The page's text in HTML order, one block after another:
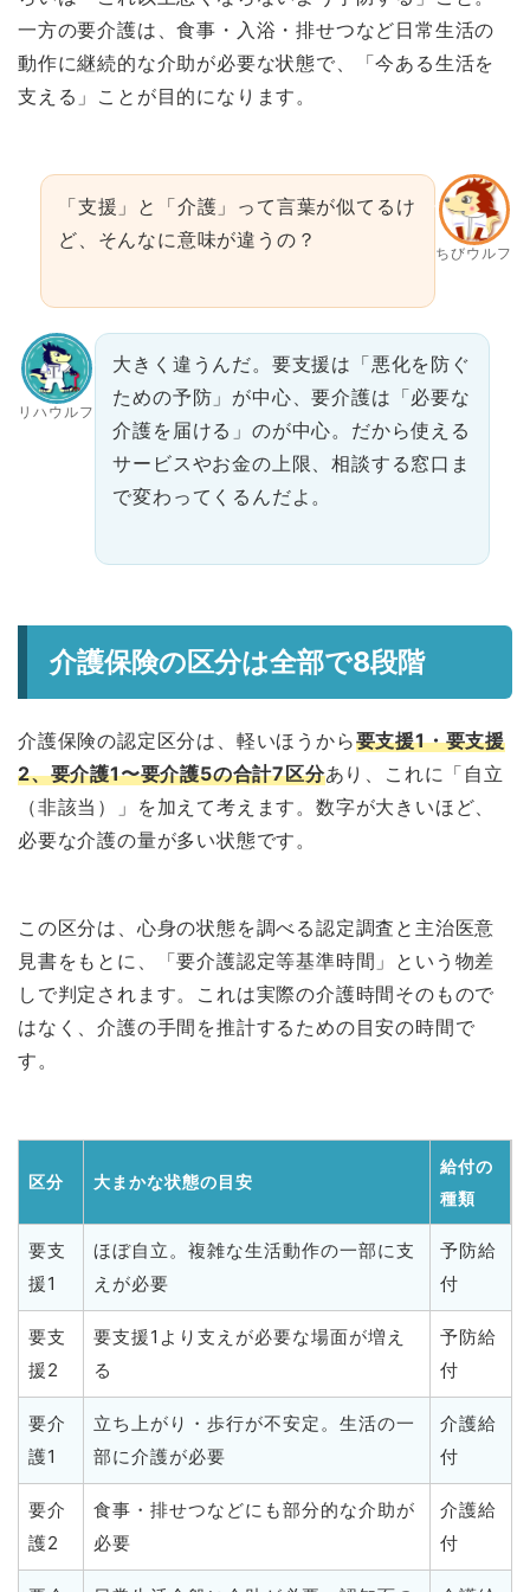
一方の要介護は、食事・入浴・排せつなど日常生活の
動作に継続的な介助が必要な状態で、「今ある生活を
支える」ことが目的になります。
ちびウルフ
「支援」と「介護」って言葉が似てるけ
ど、そんなに意味が違うの？
リハウルフ
大きく違うんだ。要支援は「悪化を防ぐ
ための予防」が中心、要介護は「必要な
介護を届ける」のが中心。だから使える
サービスやお金の上限、相談する窓口ま
で変わってくるんだよ。
介護保険の区分は全部で8段階
介護保険の認定区分は、軽いほうから要支援1・要支援
2、要介護1〜要介護5の合計7区分あり、これに「自立
（非該当）」を加えて考えます。数字が大きいほど、
必要な介護の量が多い状態です。
この区分は、心身の状態を調べる認定調査と主治医意
見書をもとに、「要介護認定等基準時間」という物差
しで判定されます。これは実際の介護時間そのもので
はなく、介護の手間を推計するための目安の時間で
す。
区分 大まかな状態の目安
給付の
種類
要支
援1
ほぼ自立。複雑な生活動作の一部に支
えが必要
予防給
付
要支
援2
要支援1より支えが必要な場面が増え
る
予防給
付
要介
護1
立ち上がり・歩行が不安定。生活の一
部に介護が必要
介護給
付
要介
護2
食事・排せつなどにも部分的な介助が
必要
介護給
付